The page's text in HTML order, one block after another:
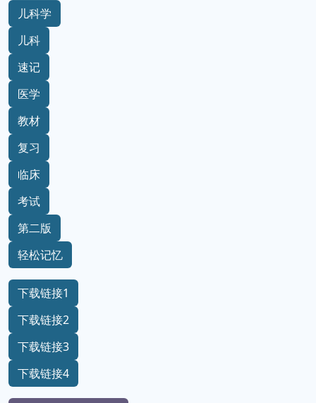
儿科学
儿科
速记
医学
教材
复习
临床
考试
第二版
轻松记忆
下载链接1
下载链接2
下载链接3
下载链接4